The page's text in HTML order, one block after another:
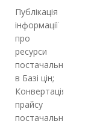
Публікація
інформації
про
ресурси
постачальника
в Базі цін;
Конвертація
прайсу
постачальника